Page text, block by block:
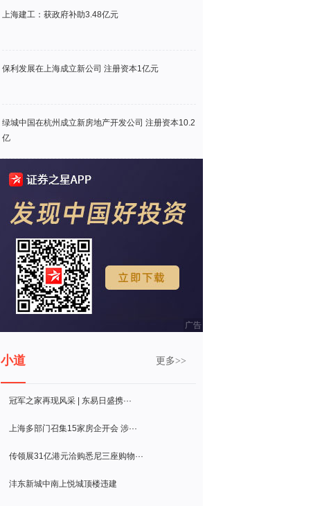
上海建工：获政府补助3.48亿元
保利发展在上海成立新公司 注册资本1亿元
绿城中国在杭州成立新房地产开发公司 注册资本10.2
亿
广告
小道 更多>>
冠军之家再现风采 | 东易日盛携···
上海多部门召集15家房企开会 涉···
传领展31亿港元洽购悉尼三座购物···
沣东新城中南上悦城顶楼违建